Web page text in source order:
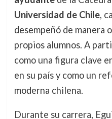
Universidad de Chile,
desempeñó de manera
propios alumnos. A
como una figura clave
en su país y como un
moderna chilena.
Durante su carrera,